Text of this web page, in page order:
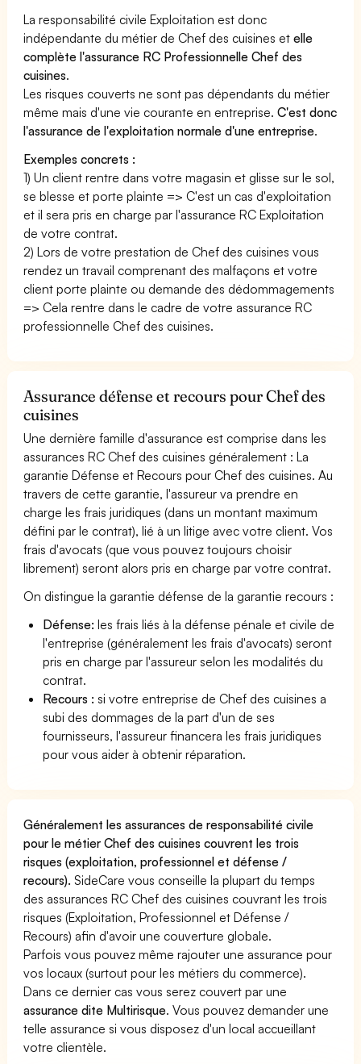
La responsabilité civile Exploitation est donc
indépendante du métier de Chef des cuisines etelle
complète l'assurance RC Professionnelle Chef des
cuisines.
Les risques couverts ne sont pas dépendants du métier
même mais d'une vie courante en entreprise.C'est donc
l'assurance de l'exploitation normale d'une entreprise.
Exemples concrets :
1) Un client rentre dans votre magasin et glisse sur le sol,
se blesse et porte plainte => C'est un cas d'exploitation
et il sera pris en charge par l'assurance RC Exploitation
de votre contrat.
2) Lors de votre prestation de Chef des cuisines vous
rendez un travail comprenant des malfaçons et votre
client porte plainte ou demande des dédommagements
=> Cela rentre dans le cadre de votre assurance RC
professionnelle Chef des cuisines.
Assurance défense et recours pour Chef des
cuisines
Une dernière famille d'assurance est comprise dans les
assurances RC Chef des cuisines généralement : La
garantie Défense et Recours pour Chef des cuisines. Au
travers de cette garantie, l'assureur va prendre en
charge les frais juridiques (dans un montant maximum
défini par le contrat), lié à un litige avec votre client. Vos
frais d'avocats (que vous pouvez toujours choisir
librement) seront alors pris en charge par votre contrat.
On distingue la garantie défense de la garantie recours :
Défense: les frais liés à la défense pénale et civile de
l'entreprise (généralement les frais d'avocats) seront
pris en charge par l'assureur selon les modalités du
contrat.
Recours : si votre entreprise de Chef des cuisines a
subi des dommages de la part d'un de ses
fournisseurs, l'assureur financera les frais juridiques
pour vous aider à obtenir réparation.
Généralement les assurances de responsabilité civile
pour le métier Chef des cuisines couvrent les trois
risques (exploitation, professionnel et défense /
recours). SideCare vous conseille la plupart du temps
des assurances RC Chef des cuisines couvrant les trois
risques (Exploitation, Professionnel et Défense /
Recours) afin d'avoir une couverture globale.
Parfois vous pouvez même rajouter une assurance pour
vos locaux (surtout pour les métiers du commerce).
Dans ce dernier cas vous serez couvert par une
assurance dite Multirisque. Vous pouvez demander une
telle assurance si vous disposez d'un local accueillant
votre clientèle.